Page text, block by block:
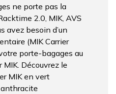
ne porte pas la
2.0, MIK, AVS
avez besoin d’un
(MIK Carrier
porte-bagages au
Découvrez le
MIK en vert